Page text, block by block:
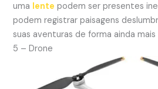
uma lente podem ser presentes
podem registrar paisagens
suas aventuras de forma ainda mais
5 – Drone